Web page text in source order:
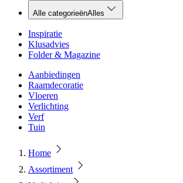
Alle categorieënAlles
Inspiratie
Klusadvies
Folder & Magazine
Aanbiedingen
Raamdecoratie
Vloeren
Verlichting
Verf
Tuin
Home
Assortiment